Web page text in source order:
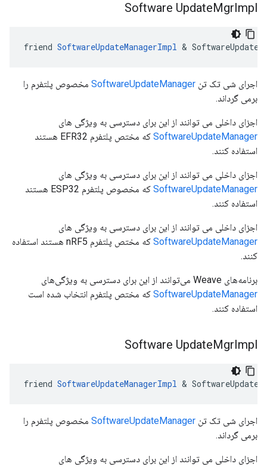
Software UpdateMgrImpl
friend SoftwareUpdateManagerImpl &
اجرای شی تک تن SoftwareUpdateManager مخصوص پلتفرم را
برمی گرداند.
اجزای داخلی می توانند از این برای دسترسی به ویژگی های
SoftwareUpdateManager
که مختص پلتفرم EFR32 هستند
استفاده کنند.
اجزای داخلی می توانند از این برای دسترسی به ویژگی های
SoftwareUpdateManager
که مخصوص پلتفرم ESP32 هستند
استفاده کنند.
اجزای داخلی می توانند از این برای دسترسی به ویژگی های
SoftwareUpdateManager
که مختص پلتفرم nRF5 هستند استفاده
کنند.
برنامه‌های Weave می‌توانند از این برای دسترسی به ویژگی‌های
SoftwareUpdateManager که مختص پلتفرم انتخاب شده است
استفاده کنند.
Software UpdateMgrImpl
friend SoftwareUpdateManagerImpl &
اجرای شی تک تن SoftwareUpdateManager مخصوص پلتفرم را
برمی گرداند.
اجزای داخلی می توانند از این برای دسترسی به ویژگی های